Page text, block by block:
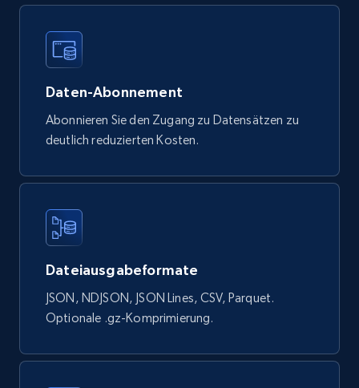
Google Shopping products search US
Currency, Rating, Reviews count, and more.
eCommerce
Wayfair products
URL, Product id, Title, Rating, Reviews count,
Initial price, Discount, Final price, and more.
eCommerce
Daten-Abonnement
Abonnieren Sie den Zugang zu Datensätzen zu
deutlich reduzierten Kosten.
Dateiausgabeformate
JSON, NDJSON, JSON Lines, CSV, Parquet.
Optionale .gz-Komprimierung.